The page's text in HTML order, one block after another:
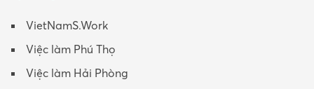
VietNamS.Work
Việc làm Phú Thọ
Việc làm Hải Phòng